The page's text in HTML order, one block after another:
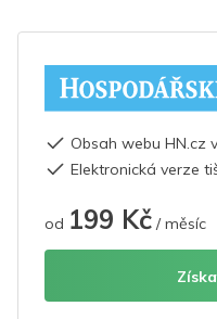
Obsah webu HN.cz
Elektronická verze
od 199 Kč / měsíc